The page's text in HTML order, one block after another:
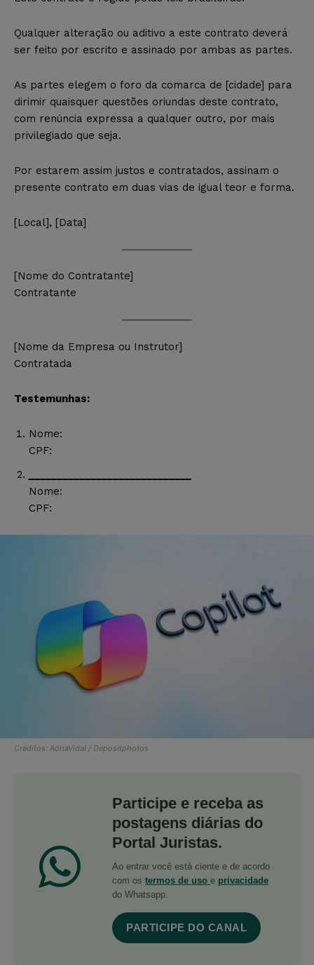
Qualquer alteração ou aditivo a este contrato deverá
ser feito por escrito e assinado por ambas as partes.
As partes elegem o foro da comarca de [cidade] para
dirimir quaisquer questões oriundas deste contrato,
com renúncia expressa a qualquer outro, por mais
privilegiado que seja.
Por estarem assim justos e contratados, assinam o
presente contrato em duas vias de igual teor e forma.
[Local], [Data]
[Nome do Contratante]
Contratante
[Nome da Empresa ou Instrutor]
Contratada
Testemunhas:
Nome:
CPF:
Nome:
CPF:
Créditos: AdriaVidal / Depositphotos
Participe e receba as
postagens diárias do
Portal Juristas.
Ao entrar você está ciente e de acordo
com os termos de uso e privacidade
do Whatsapp.
PARTICIPE DO CANAL